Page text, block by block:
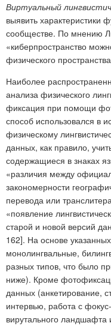
Виртуальный
выявить характеристики
сообществе. По мнению
«киберпространство
физического
Наиболее
анализа физического
фиксация при помощи
способ использовался в
физическому
данных, как правило,
содержащиеся в знаках
«различия между
закономерности
перевода или
«появление
старой и новой версий
162]. На основе
монолингвальные,
разных типов, что было
ниже). Кроме
данных (анкетирование,
интервью, работа с
вирутального ландшафта